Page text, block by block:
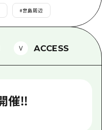
国人旅行者向け情報一
画でご紹介！
#宮島周辺
ACCESS
催‼